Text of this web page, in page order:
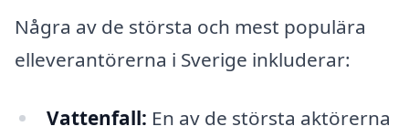
Några av de största och mest populära
elleverantörerna i Sverige inkluderar:
Vattenfall: En av de största aktörerna